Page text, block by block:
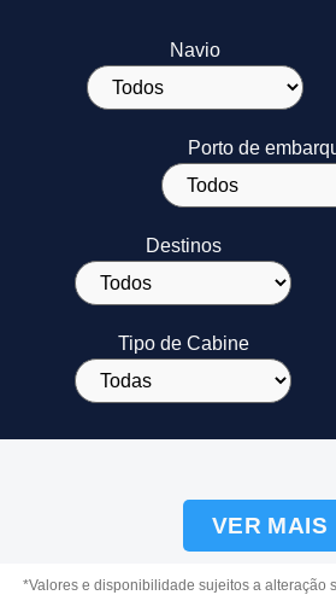
Navio
Porto de
Destinos
Tipo de Cabine
VER MAIS
*Valores e disponibilidade sujeitos a alteração